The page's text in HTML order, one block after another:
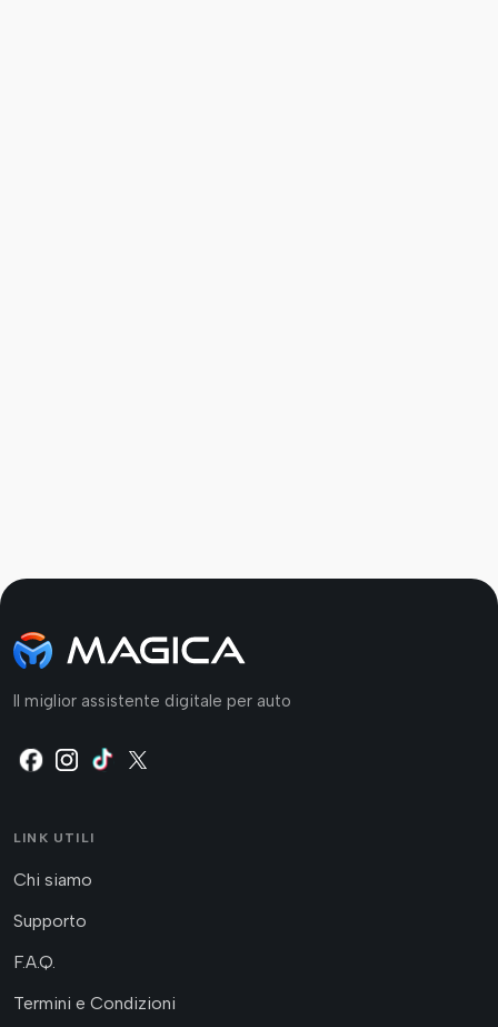
Il miglior assistente digitale per auto
LINK UTILI
Chi siamo
Supporto
F.A.Q.
Termini e Condizioni